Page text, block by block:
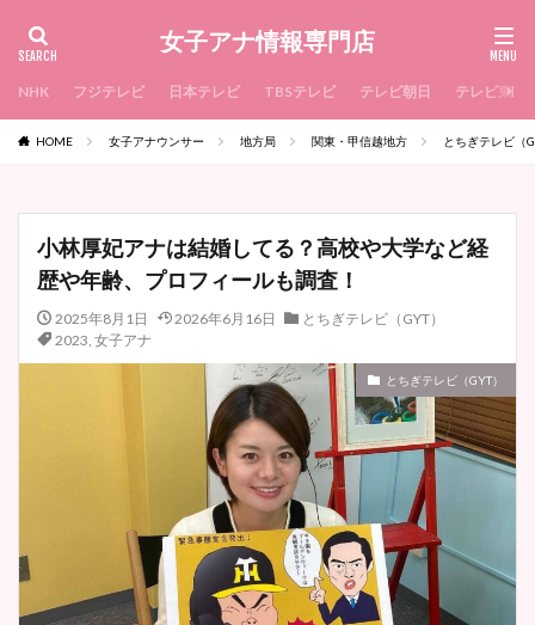
女子アナ情報専門店
NHK フジテレビ 日本テレビ TBSテレビ テレビ朝日 テレビ東京
HOME 女子アナウンサー 地方局 関東・甲信越地方 とちぎテレビ（
小林厚妃アナは結婚してる？高校や大学など経
歴や年齢、プロフィールも調査！
2025年8月1日 2026年6月16日
とちぎテレビ（GYT）
2023, 女子アナ
とちぎテレビ（GYT）